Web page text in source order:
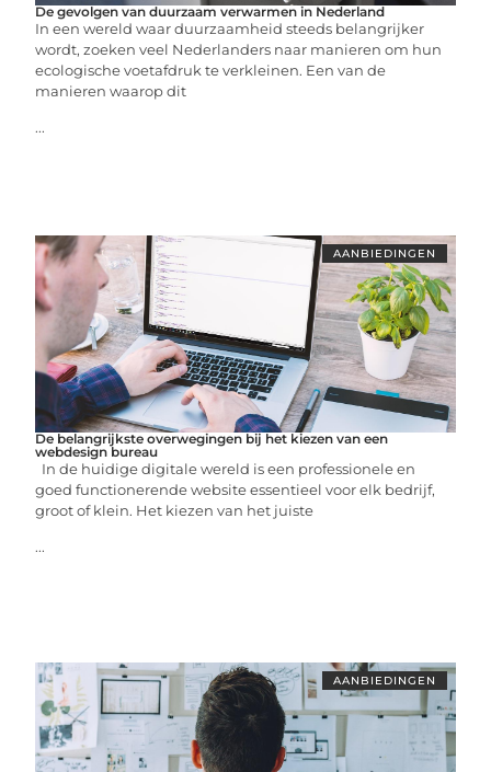
De gevolgen van duurzaam verwarmen in Nederland
In een wereld waar duurzaamheid steeds belangrijker
wordt, zoeken veel Nederlanders naar manieren om hun
ecologische voetafdruk te verkleinen. Een van de
manieren waarop dit
...
AANBIEDINGEN
De belangrijkste overwegingen bij het kiezen van een
webdesign bureau
In de huidige digitale wereld is een professionele en
goed functionerende website essentieel voor elk bedrijf,
groot of klein. Het kiezen van het juiste
...
AANBIEDINGEN